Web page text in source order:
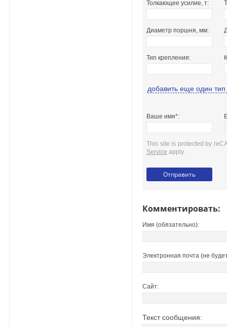
Толкающее усилие, т:
Диаметр поршня, мм:
Тип крепления:
добавить еще один
Ваше имя*:
This site is protected by
Service apply.
Комментировать:
Имя (обязательно):
Электронная почта (не
Сайт:
Текст сообщения: